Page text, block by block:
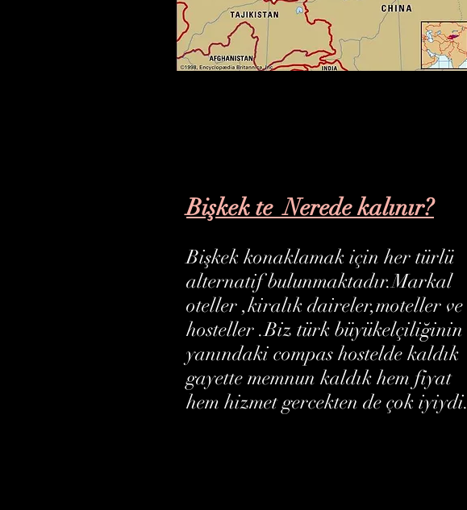
Bişkek te Nerede kalınır?
Bişkek konaklamak için her türlü
alternatif bulunmaktadır.Markal
oteller ,kiralık daireler,moteller ve
hosteller .Biz türk büyükelçiliğinin
yanındaki compas hostelde kaldık
gayette memnun kaldık hem fiyat
hem hizmet gercekten de çok iyiydi.